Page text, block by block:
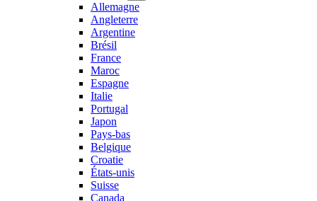
Allemagne
Angleterre
Argentine
Brésil
France
Maroc
Espagne
Italie
Portugal
Japon
Pays-bas
Belgique
Croatie
États-unis
Suisse
Canada